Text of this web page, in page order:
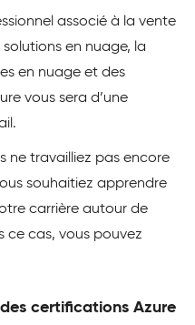
associé à la vente
en nuage, la
en nuage et des
vous sera d’une
ne travailliez pas encore
souhaitiez apprendre
carrière autour de
ce cas, vous pouvez
certifications Azure